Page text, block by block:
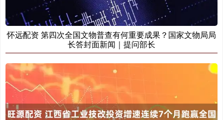
怀远配资 第四次全国文物普查有何重要成果？国家文物局局
长答封面新闻｜提问部长